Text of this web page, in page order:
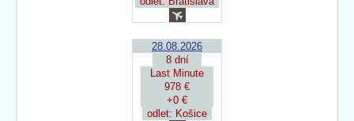
28.08.2026
8 dní
Last Minute
978 €
+0 €
odlet: Košice